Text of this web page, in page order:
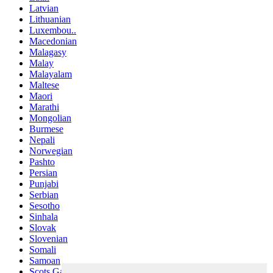
Latvian
Lithuanian
Luxembou..
Macedonian
Malagasy
Malay
Malayalam
Maltese
Maori
Marathi
Mongolian
Burmese
Nepali
Norwegian
Pashto
Persian
Punjabi
Serbian
Sesotho
Sinhala
Slovak
Slovenian
Somali
Samoan